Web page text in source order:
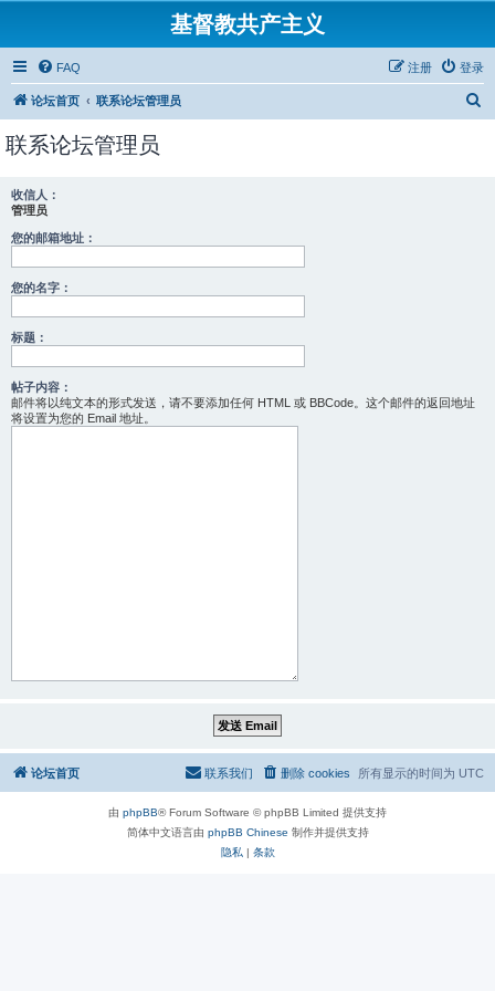
基督教共产主义
FAQ 登录
注册
论坛首页 联系论坛管理员
联系论坛管理员
收信人：
管理员
您的邮箱地址：
您的名字：
标题：
帖子内容：
邮件将以纯文本的形式发送，请不要添加任何 HTML 或 BBCode。这个邮件的返回地址
将设置为您的 Email 地址。
论坛首页 所有显示的时间为 UTC
删除 cookies
联系我们
由 phpBB® Forum Software © phpBB Limited 提供支持
简体中文语言由 phpBB Chinese 制作并提供支持
隐私 | 条款